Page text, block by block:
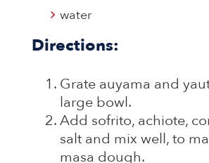
water
Directions:
Grate auyama and
large bowl.
Add sofrito, achiote,
salt and mix well, to
masa dough.